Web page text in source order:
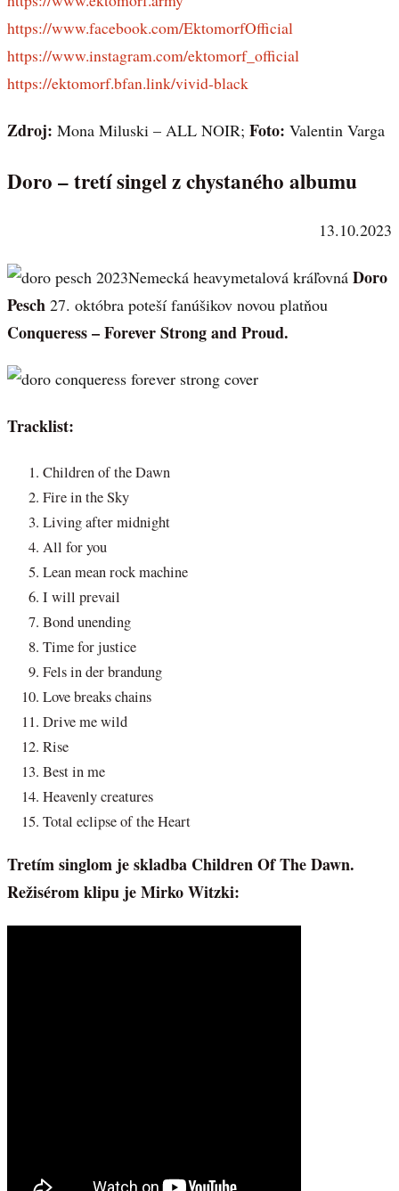
https://www.facebook.com/EktomorfOfficial
https://www.instagram.com/ektomorf_official
https://ektomorf.bfan.link/vivid-black
Zdroj: Mona Miluski – ALL NOIR; Foto: Valentin Varga
Doro – tretí singel z chystaného albumu
13.10.2023
Nemecká heavymetalová kráľovná Doro
Pesch 27. októbra poteší fanúšikov novou platňou
Conqueress – Forever Strong and Proud.
Tracklist:
Children of the Dawn
Fire in the Sky
Living after midnight
All for you
Lean mean rock machine
I will prevail
Bond unending
Time for justice
Fels in der brandung
Love breaks chains
Drive me wild
Rise
Best in me
Heavenly creatures
Total eclipse of the Heart
Tretím singlom je skladba Children Of The Dawn.
Režisérom klipu je Mirko Witzki: